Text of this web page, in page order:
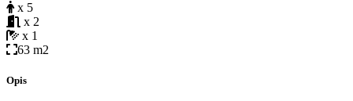
x 5
x 2
x 1
63 m2
Opis